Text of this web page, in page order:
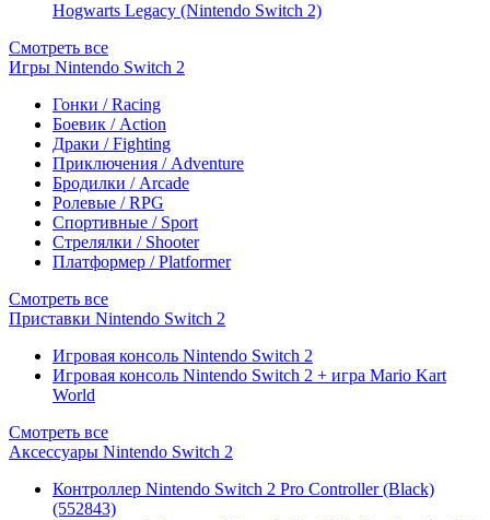
Hogwarts Legacy (Nintendo Switch 2)
Смотреть все
Игры Nintendo Switch 2
Гонки / Racing
Боевик / Action
Драки / Fighting
Приключения / Adventure
Бродилки / Arcade
Ролевые / RPG
Спортивные / Sport
Стрелялки / Shooter
Платформер / Platformer
Смотреть все
Приставки Nintendo Switch 2
Игровая консоль Nintendo Switch 2
Игровая консоль Nintendo Switch 2 + игра Mario Kart
World
Смотреть все
Аксессуары Nintendo Switch 2
Контроллер Nintendo Switch 2 Pro Controller (Black)
(552843)